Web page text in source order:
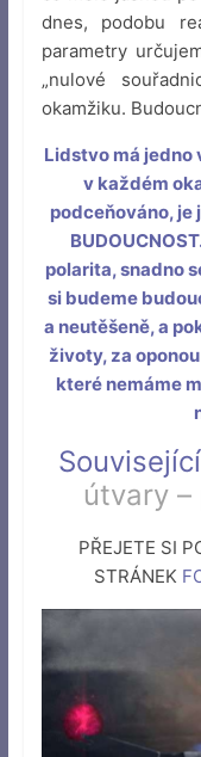
dnes, podobu
parametry
„nulové
okamžiku.
Lidstvo má jedno
v každém
podceňováno, je
polarita, snadno
si budeme
a neutěšeně, a
životy, za
které nemáme
útvary
PŘEJETE SI
STRÁNEK